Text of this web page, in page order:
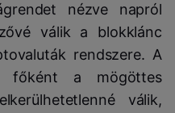
nézve napról
válik a blokklánc
rendszere. A
főként a mögöttes
válik,